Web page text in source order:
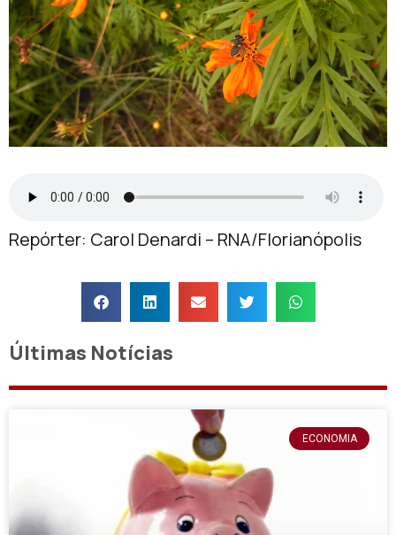
Repórter: Carol Denardi – RNA/Florianópolis
Últimas Notícias
ECONOMIA